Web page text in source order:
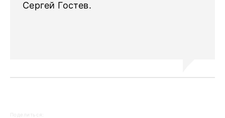
Сергей Гостев.
Поделиться: